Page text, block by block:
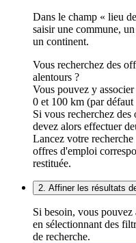
Dans le champ « lieu
saisir une commune,
un continent.
Vous recherchez des
alentours ?
Vous pouvez y
0 et 100 km (par
Si vous recherchez
devez alors effectuer
Lancez votre
offres d'emploi
restituée.
2. Affiner les résultats
Si besoin, vous pouvez
en sélectionnant des
de recherche.